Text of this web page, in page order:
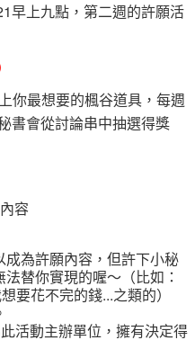
早上九點，第二週的許願活
你最想要的楓谷道具，每週
書會從討論串中抽選得獎
容
為許願內容，但許下小秘
替你實現的喔～（比如：
要花不完的錢...之類的）
活動主辦單位，擁有決定得